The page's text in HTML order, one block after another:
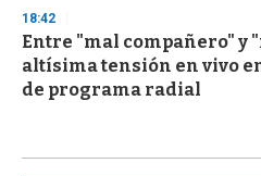
18:42
Entre "mal compañero" y
altísima tensión en vivo
de programa radial